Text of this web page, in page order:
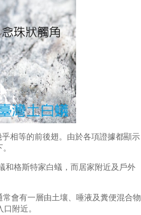
相等的前後翅。由於各項證據都顯示
和格斯特家白蟻，而居家附近及戶外
會有一層由土壤、唾液及糞便混合物
附近。